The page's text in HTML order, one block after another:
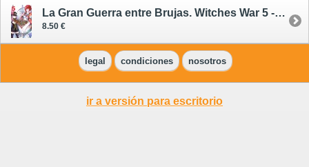
La Gran Guerra entre Brujas. Witches War 5 - cómic
8.50 €
legal condiciones nosotros
ir a versión para escritorio